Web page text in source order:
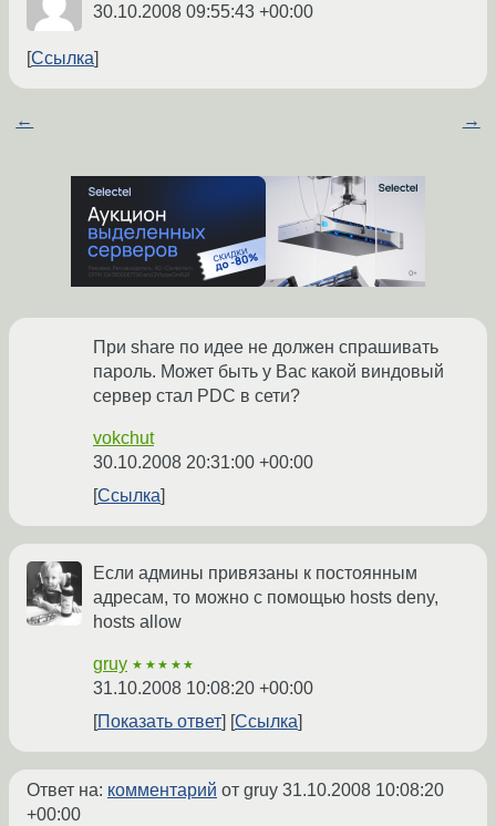
30.10.2008 09:55:43 +00:00
Ссылка
← →
При share по идее не должен спрашивать
пароль. Может быть у Вас какой виндовый
сервер стал PDC в сети?
vokchut
30.10.2008 20:31:00 +00:00
Ссылка
Если админы привязаны к постоянным
адресам, то можно с помощью hosts deny,
hosts allow
gruy ★★★★★
31.10.2008 10:08:20 +00:00
Показать ответ
Ссылка
Ответ на: комментарий от gruy 31.10.2008 10:08:20
+00:00